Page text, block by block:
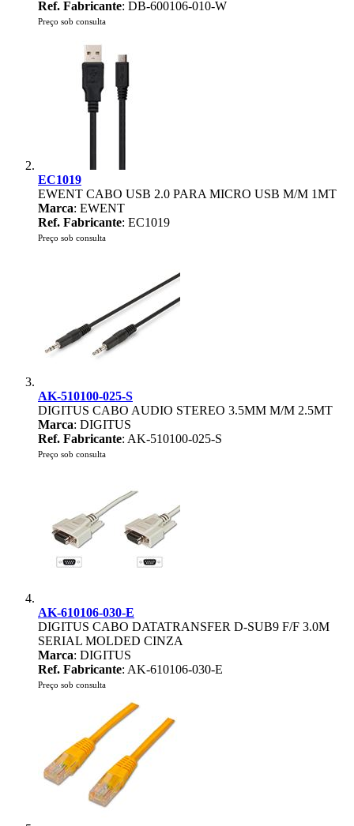
Ref. Fabricante: DB-600106-010-W
Preço sob consulta
EC1019
EWENT CABO USB 2.0 PARA MICRO USB M/M 1MT
Marca: EWENT
Ref. Fabricante: EC1019
Preço sob consulta
AK-510100-025-S
DIGITUS CABO AUDIO STEREO 3.5MM M/M 2.5MT
Marca: DIGITUS
Ref. Fabricante: AK-510100-025-S
Preço sob consulta
AK-610106-030-E
DIGITUS CABO DATATRANSFER D-SUB9 F/F 3.0M
SERIAL MOLDED CINZA
Marca: DIGITUS
Ref. Fabricante: AK-610106-030-E
Preço sob consulta